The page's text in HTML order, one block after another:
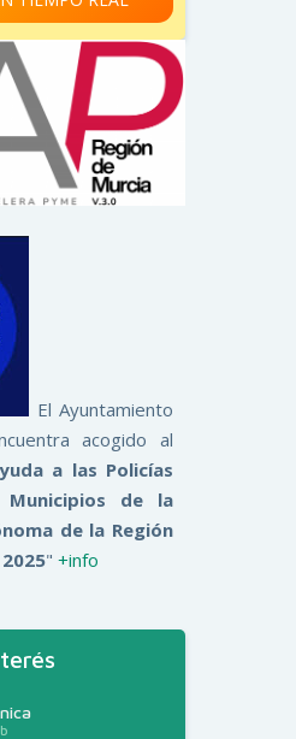
El Ayuntamiento
acogido al
a las Policías
de la
de la Región
" +info